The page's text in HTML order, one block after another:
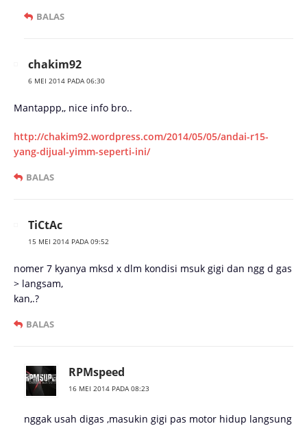
BALAS
chakim92
6 MEI 2014 PADA 06:30
Mantappp,, nice info bro..
http://chakim92.wordpress.com/2014/05/05/andai-r15-
yang-dijual-yimm-seperti-ini/
BALAS
TiCtAc
15 MEI 2014 PADA 09:52
nomer 7 kyanya mksd x dlm kondisi msuk gigi dan ngg d gas
> langsam,
kan,.?
BALAS
RPMspeed
16 MEI 2014 PADA 08:23
nggak usah digas ,masukin gigi pas motor hidup langsung